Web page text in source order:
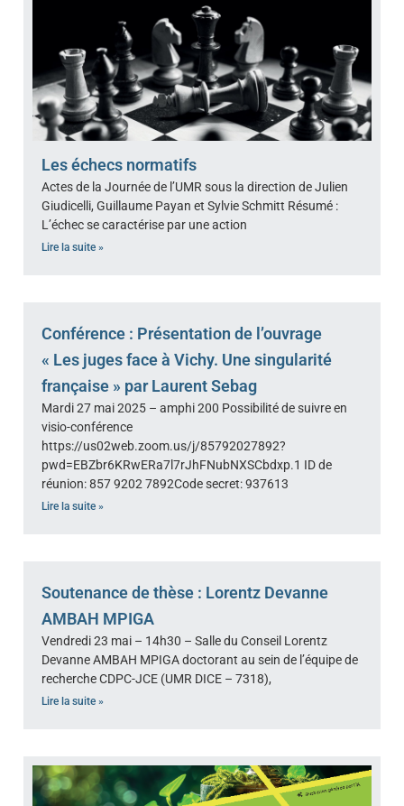
Les échecs normatifs
Actes de la Journée de l’UMR sous la direction de Julien
Giudicelli, Guillaume Payan et Sylvie Schmitt Résumé :
L’échec se caractérise par une action
Lire la suite »
Conférence : Présentation de l’ouvrage
« Les juges face à Vichy. Une singularité
française » par Laurent Sebag
Mardi 27 mai 2025 – amphi 200 Possibilité de suivre en
visio-conférence
https://us02web.zoom.us/j/85792027892?
pwd=EBZbr6KRwERa7l7rJhFNubNXSCbdxp.1 ID de
réunion: 857 9202 7892Code secret: 937613
Lire la suite »
Soutenance de thèse : Lorentz Devanne
AMBAH MPIGA
Vendredi 23 mai – 14h30 – Salle du Conseil Lorentz
Devanne AMBAH MPIGA doctorant au sein de l’équipe de
recherche CDPC-JCE (UMR DICE – 7318),
Lire la suite »